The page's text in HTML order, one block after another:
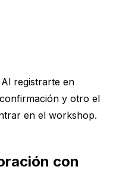
registrarte en
y otro el
en el workshop.
con